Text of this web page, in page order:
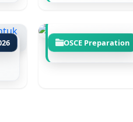
OSCE Preparation
Panduan Lulus